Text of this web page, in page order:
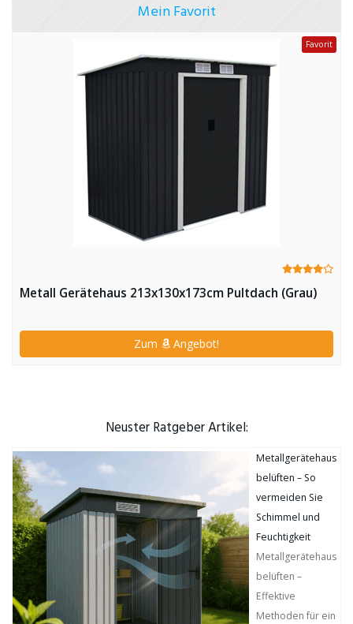
Mein Favorit
Favorit
Metall Gerätehaus 213x130x173cm Pultdach (Grau)
Zum Angebot!
Neuster Ratgeber Artikel:
Metallgerätehaus
belüften – So
vermeiden Sie
Schimmel und
Feuchtigkeit
Metallgerätehaus
belüften –
Effektive
Methoden für ein